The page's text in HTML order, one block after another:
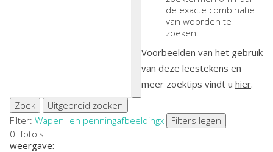
de exacte combinatie
van woorden te
zoeken.
Voorbeelden van het gebruik
van deze leestekens en
meer zoektips vindt u hier.
Zoek
Uitgebreid zoeken
Filter: Wapen- en penningafbeeldingx
Filters legen
0 foto's
weergave: